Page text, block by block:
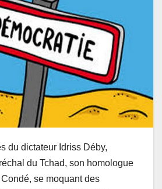
du dictateur Idriss Déby,
du Tchad, son homologue
se moquant des